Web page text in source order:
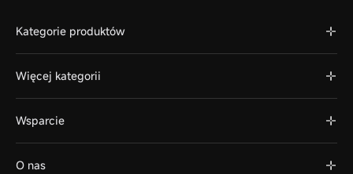
Kategorie produktów
Więcej kategorii
Wsparcie
O nas